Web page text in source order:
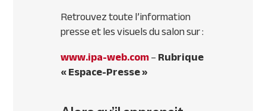
Retrouvez toute l’information
presse et les visuels du salon sur :
www.ipa-web.com–Rubrique
« Espace-Presse »